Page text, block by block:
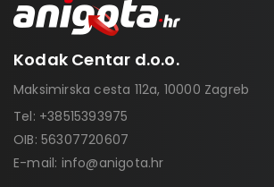
Kodak Centar d.o.o.
Maksimirska cesta 112a, 10000 Zagreb
Tel: +38515393975
OIB: 56307720607
E-mail: info@anigota.hr